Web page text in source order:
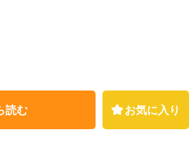
読む お気に入り